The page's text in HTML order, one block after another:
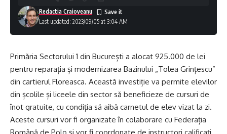
Last updated: 2023/09/05 at 3:04 AM
Redactia Craioveanu
Primăria Sectorului 1 din București a alocat 925.000 de lei
pentru reparația și modernizarea Bazinului „Tolea Grințescu”
din cartierul Floreasca. Această investiție va permite elevilor
din școlile și liceele din sector să beneficieze de cursuri de
înot gratuite, cu condiția să aibă carnetul de elev vizat la zi.
Aceste cursuri vor fi organizate în colaborare cu Federația